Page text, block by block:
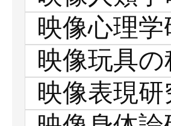
映像心理学
映像玩具
映像表現研